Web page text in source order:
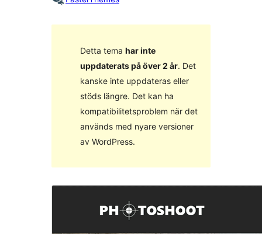
Detta tema har inte
uppdaterats på över 2 år. Det
kanske inte uppdateras eller
stöds längre. Det kan ha
kompatibilitetsproblem när det
används med nyare versioner
av WordPress.